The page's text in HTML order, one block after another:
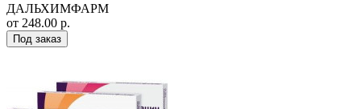
ДАЛЬХИМФАРМ
от 248.00 р.
Под заказ